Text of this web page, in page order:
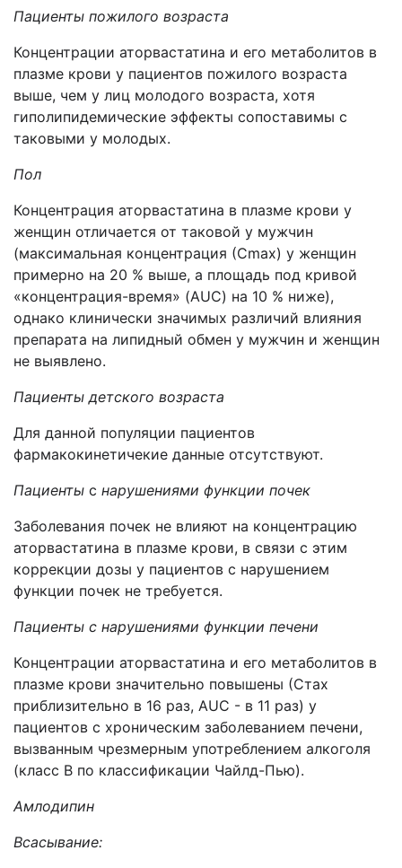
Пациенты пожилого возраста
Концентрации аторвастатина и его метаболитов в
плазме крови у пациентов пожилого возраста
выше, чем у лиц молодого возраста, хотя
гиполипидемические эффекты сопоставимы с
таковыми у молодых.
Пол
Концентрация аторвастатина в плазме крови у
женщин отличается от таковой у мужчин
(максимальная концентрация (Сmах) у женщин
примерно на 20 % выше, а площадь под кривой
«концентрация-время» (AUC) на 10 % ниже),
однако клинически значимых различий влияния
препарата на липидный обмен у мужчин и женщин
не выявлено.
Пациенты детского возраста
Для данной популяции пациентов
фармакокинетичекие данные отсутствуют.
Пациенты с нарушениями функции почек
Заболевания почек не влияют на концентрацию
аторвастатина в плазме крови, в связи с этим
коррекции дозы у пациентов с нарушением
функции почек не требуется.
Пациенты с нарушениями функции печени
Концентрации аторвастатина и его метаболитов в
плазме крови значительно повышены (Стах
приблизительно в 16 раз, AUC - в 11 раз) у
пациентов с хроническим заболеванием печени,
вызванным чрезмерным употреблением алкоголя
(класс В по классификации Чайлд-Пью).
Амлодипин
Всасывание: